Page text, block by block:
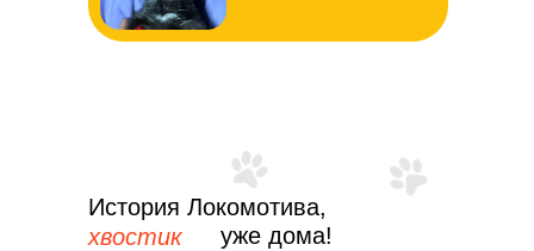
уже дома!
хвостик
История Локомотива,